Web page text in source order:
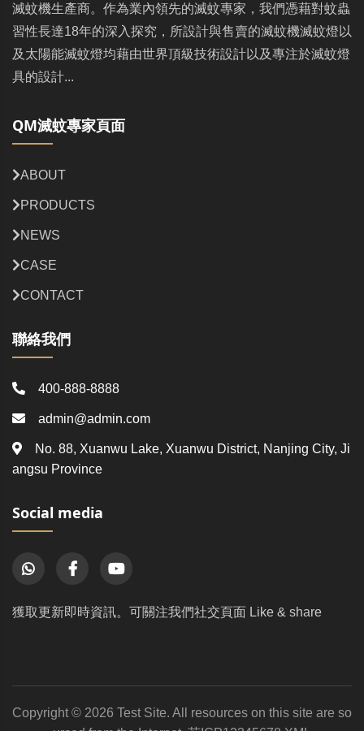
滅蚊機生產商。作為業內領先的滅蚊專家，我們憑藉對蚊蟲
習性長達18年的深入探究，所設計與售賣的滅蚊機滅蚊燈以
及太陽能滅蚊燈均藉由世界頂級技術設計以及專注於滅蚊燈
具的設計...
QM滅蚊專家頁面
ABOUT
PRODUCTS
NEWS
CASE
CONTACT
聯絡我們
400-888-8888
admin@admin.com
No. 88, Xuanwu Lake, Xuanwu District, Nanjing City, Ji
angsu Province
Social media
獲取更新即時資訊。可關注我們社交頁面 Like & share
Copyright © 2026 Test Site. All resources on this site are so